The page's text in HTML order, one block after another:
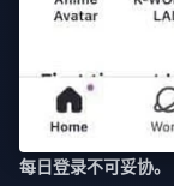
每日登录不可妥协。